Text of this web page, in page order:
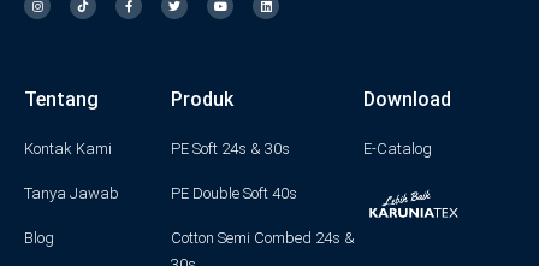
g
r
e
r
b
e
Tentang
Kontak Kami
Tanya Jawab
Blog
Produk
PE Soft 24s & 30s
PE Double Soft 40s
Cotton Semi Combed 24s &
Download
E-Catalog